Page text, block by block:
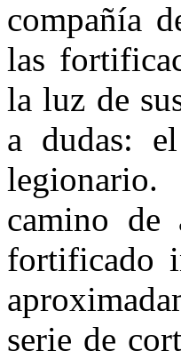
compañía
las
la luz de
a dudas:
camino de
fortificado
serie de